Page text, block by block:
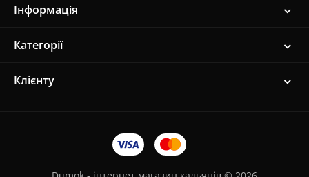
Інформація
Категорії
Клієнту